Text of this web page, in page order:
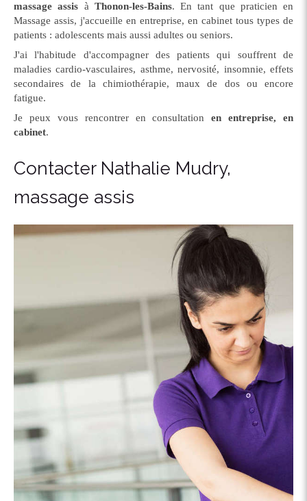
massage assis à Thonon-les-Bains. En tant que praticien en
Massage assis, j'accueille en entreprise, en cabinet tous types de
patients : adolescents mais aussi adultes ou seniors.
J'ai l'habitude d'accompagner des patients qui souffrent de
maladies cardio-vasculaires, asthme, nervosité, insomnie, effets
secondaires de la chimiothérapie, maux de dos ou encore
fatigue.
Je peux vous rencontrer en consultationen entreprise, en
cabinet.
Contacter Nathalie Mudry,
massage assis